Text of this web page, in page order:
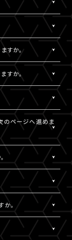
を利用するに
ます。
限を過ぎると在庫
。
細ページなどでご確
ージ」内「グッズ購入
すか。
・キャンセル・返
ることもできません
すか。
て、配送状況が「出荷
はできません。予
細ページなどでご確
のページへ進めま
仕様上、正しく郵
る場合がございま
記入にてお手続きを
の計算は各国税関
当サービスは一切
お問い合わせくだ
「グッズ購入情報」
」メールが配信さ
。
送料は都度発生